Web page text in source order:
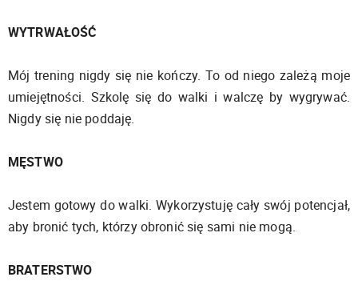
WYTRWAŁOŚĆ
Mój trening nigdy się nie kończy. To od niego zależą moje
umiejętności. Szkolę się do walki i walczę by wygrywać.
Nigdy się nie poddaję.
MĘSTWO
Jestem gotowy do walki. Wykorzystuję cały swój potencjał,
aby bronić tych, którzy obronić się sami nie mogą.
BRATERSTWO